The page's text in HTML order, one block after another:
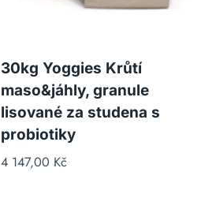
30kg Yoggies Krůtí
maso&jáhly, granule
lisované za studena s
probiotiky
4 147,00 Kč